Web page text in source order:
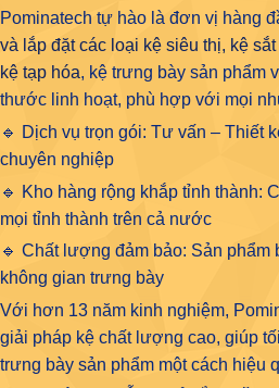
Pominatech tự hào là đơn vị hàng
và lắp đặt các loại kệ siêu thị, kệ
kệ tạp hóa, kệ trưng bày sản phẩm
thước linh hoạt, phù hợp với mọi
🔹 Dịch vụ trọn gói: Tư vấn – Thiết
chuyên nghiệp
🔹 Kho hàng rộng khắp tỉnh thành:
mọi tỉnh thành trên cả nước
🔹 Chất lượng đảm bảo: Sản phẩm
không gian trưng bày
Với hơn 13 năm kinh nghiệm,
giải pháp kệ chất lượng cao, giúp
trưng bày sản phẩm một cách hiệu